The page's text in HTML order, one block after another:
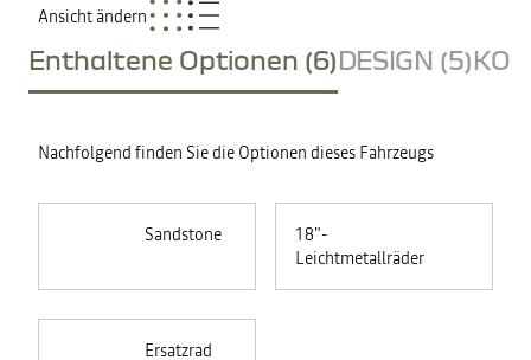
Ansicht ändern
Enthaltene Optionen (6)DESIGN (5)
Nachfolgend finden Sie die Optionen dieses Fahrzeugs
Sandstone
18"-
Leichtmetallräder
Ersatzrad